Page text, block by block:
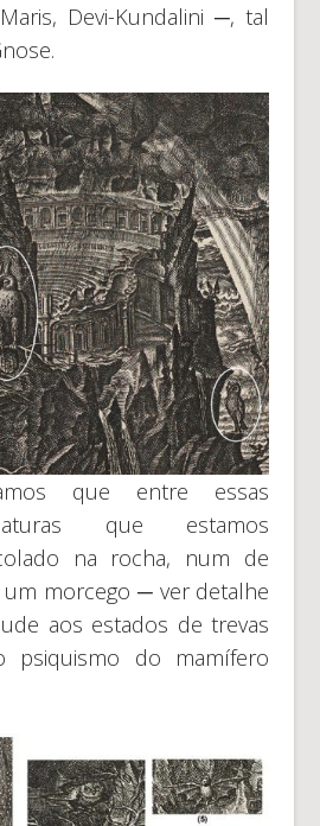
Devi-Kundalini ─, tal
que entre essas
que estamos
na rocha, num de
morcego ─ ver detalhe
aos estados de trevas
psiquismo do mamífero